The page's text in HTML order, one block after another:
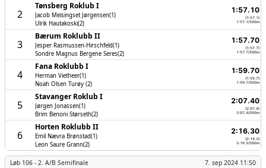
2
Tønsberg Roklub I
Jacob Meisingset Jørgensen(1)
Ulrik Hautakoski(2)
1:57.10
(1:57.1)
1:57.1/500m
3
Bærum Roklubb II
Jesper Rasmussen-Hirschfeld(1)
Sondre Magnus Bergene Seres(2)
1:57.70
(1:57.7)
1:57.7/500m
4
Fana Roklubb I
Herman Vietheer(1)
Noah Olsen Turøy (2)
1:59.70
(1:59.7)
1:59.7/500m
5
Stavanger Roklub I
Jørgen Jonassen(1)
Brim Benoni Størseth(2)
2:07.40
(2:07.4)
2:07.4/500m
6
Horten Roklubb II
Emil Nævra Brønstad(1)
Leon Saure Grann(2)
2:16.30
(2:16.3)
2:16.3/500m
Løb 106 - 2. A/B Semifinale
7. sep 2024 11:50